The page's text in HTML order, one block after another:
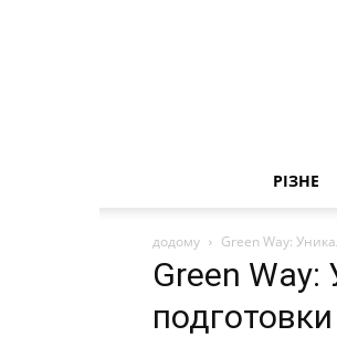
РІЗНЕ
додому Green Way:
Green